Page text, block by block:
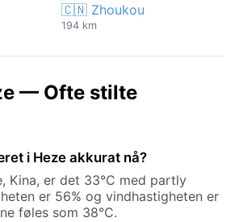
🇨🇳 Zhoukou
194 km
— Ofte stilte
i Heze akkurat nå?
Kina, er det 33°C med partly
er 56% og vindhastigheten er
føles som 38°C.